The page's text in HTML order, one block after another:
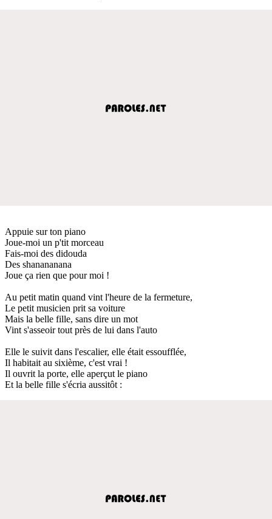
Appuie sur ton piano
Joue-moi un p'tit morceau
Fais-moi des didouda
Des shanananana
Joue ça rien que pour moi !
Au petit matin quand vint l'heure de la fermeture,
Le petit musicien prit sa voiture
Mais la belle fille, sans dire un mot
Vint s'asseoir tout près de lui dans l'auto
Elle le suivit dans l'escalier, elle était essoufflée,
Il habitait au sixième, c'est vrai !
Il ouvrit la porte, elle aperçut le piano
Et la belle fille s'écria aussitôt :